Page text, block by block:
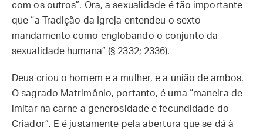
com os outros”. Ora, a sexualidade é tão importante
que “a Tradição da Igreja entendeu o sexto
mandamento como englobando o conjunto da
sexualidade humana” (§ 2332; 2336).
Deus criou o homem e a mulher, e a união de ambos.
O sagrado Matrimônio, portanto, é uma “maneira de
imitar na carne a generosidade e fecundidade do
Criador”. E é justamente pela abertura que se dá à